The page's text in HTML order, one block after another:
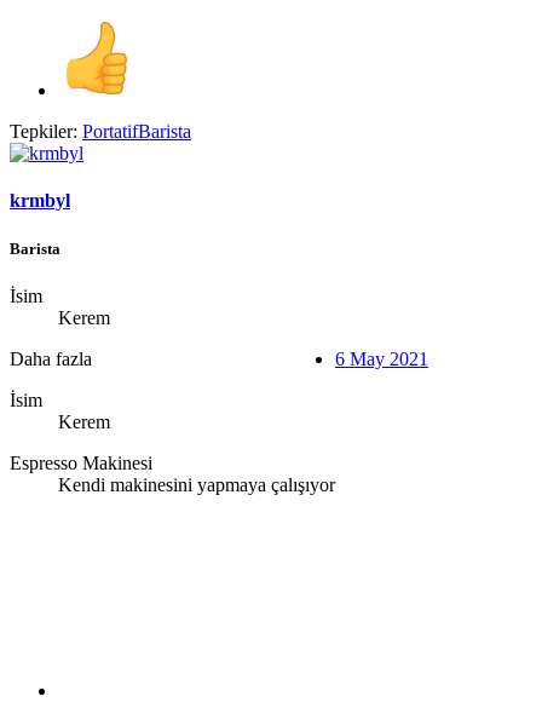
Tepkiler: PortatifBarista
krmbyl
Barista
İsim
Kerem
Daha fazla
İsim
Kerem
Espresso Makinesi
Kendi makinesini yapmaya çalışıyor
6 May 2021